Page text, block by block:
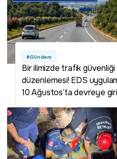
#Gündem
Bir ilimizde trafik güvenliği
düzenlemesi! EDS
10 Ağustos’ta devreye